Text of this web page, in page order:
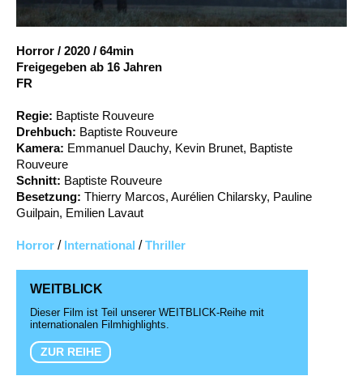
Account
Horror / 2020 / 64min
Freigegeben ab 16 Jahren
FR
Regie: Baptiste Rouveure
Drehbuch: Baptiste Rouveure
Kamera: Emmanuel Dauchy, Kevin Brunet, Baptiste
Rouveure
Schnitt: Baptiste Rouveure
Besetzung: Thierry Marcos, Aurélien Chilarsky, Pauline
Guilpain, Emilien Lavaut
Horror / International /Thriller
WEITBLICK
Dieser Film ist Teil unserer WEITBLICK-Reihe mit
internationalen Filmhighlights.
ZUR REIHE